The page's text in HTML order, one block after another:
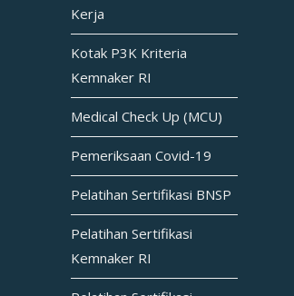
Kerja
Kotak P3K Kriteria
Kemnaker RI
Medical Check Up (MCU)
Pemeriksaan Covid-19
Pelatihan Sertifikasi BNSP
Pelatihan Sertifikasi
Kemnaker RI